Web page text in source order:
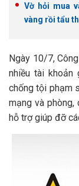
Vờ hỏi mua
vàng rồi tẩu
Ngày 10/7,
nhiều tài khoản
chống tội phạm
mạng và
hỗ trợ giúp đỡ